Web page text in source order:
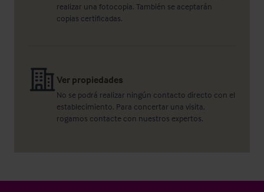
realizar una fotocopia. También se aceptarán
copias certificadas.
Ver propiedades
No se podrá realizar ningún contacto directo con el
establecimiento. Para concertar una visita,
rogamos contacte con nuestros expertos.